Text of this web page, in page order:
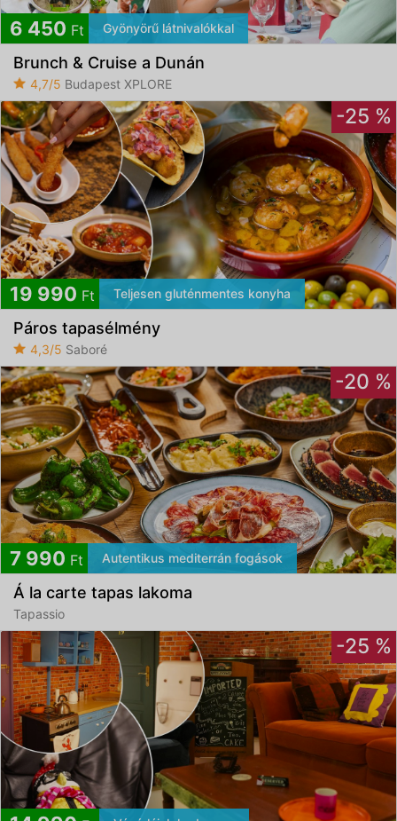
6 450 Ft Gyönyörű látnivalókkal
Brunch & Cruise a Dunán
4,7/5 Budapest XPLORE
-25 %
19 990 Ft Teljesen gluténmentes konyha
Páros tapasélmény
4,3/5 Saboré
-20 %
7 990 Ft Autentikus mediterrán fogások
Á la carte tapas lakoma
Tapassio
-25 %